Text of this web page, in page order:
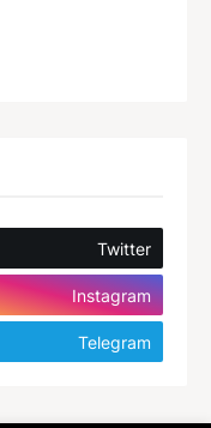
Twitter
Instagram
Telegram